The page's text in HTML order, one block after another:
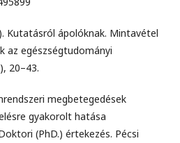
Kutatásról ápolóknak. Mintavétel
az egészségtudományi
20–43.
megbetegedések
gyakorolt hatása
(PhD.) értekezés. Pécsi